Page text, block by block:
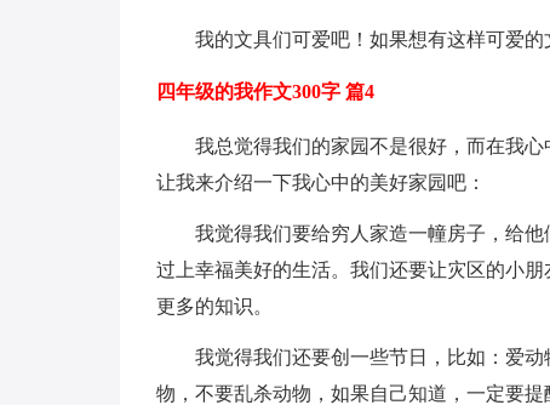
我的文具们可爱吧！如果想有这样可爱
四年级的我作文300字 篇4
我总觉得我们的家园不是很好，而在我
让我来介绍一下我心中的美好家园吧：
我觉得我们要给穷人家造一幢房子，给
过上幸福美好的生活。我们还要让灾区的小
更多的知识。
我觉得我们还要创一些节日，比如：爱
物，不要乱杀动物，如果自己知道，一定要